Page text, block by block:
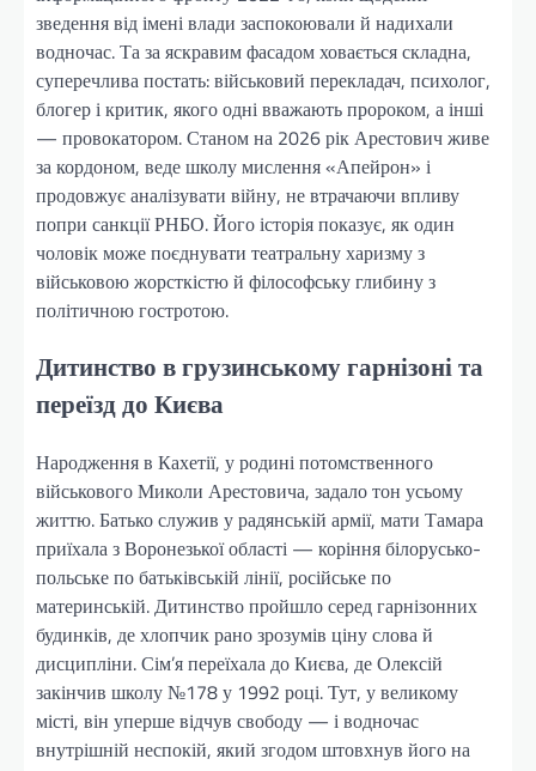
зведення від імені влади заспокоювали й надихали
водночас. Та за яскравим фасадом ховається складна,
суперечлива постать: військовий перекладач, психолог,
блогер і критик, якого одні вважають пророком, а інші
— провокатором. Станом на 2026 рік Арестович живе
за кордоном, веде школу мислення «Апейрон» і
продовжує аналізувати війну, не втрачаючи впливу
попри санкції РНБО. Його історія показує, як один
чоловік може поєднувати театральну харизму з
військовою жорсткістю й філософську глибину з
політичною гостротою.
Дитинство в грузинському гарнізоні та
переїзд до Києва
Народження в Кахетії, у родині потомственного
військового Миколи Арестовича, задало тон усьому
життю. Батько служив у радянській армії, мати Тамара
приїхала з Воронезької області — коріння білорусько-
польське по батьківській лінії, російське по
материнській. Дитинство пройшло серед гарнізонних
будинків, де хлопчик рано зрозумів ціну слова й
дисципліни. Сім’я переїхала до Києва, де Олексій
закінчив школу №178 у 1992 році. Тут, у великому
місті, він уперше відчув свободу — і водночас
внутрішній неспокій, який згодом штовхнув його на